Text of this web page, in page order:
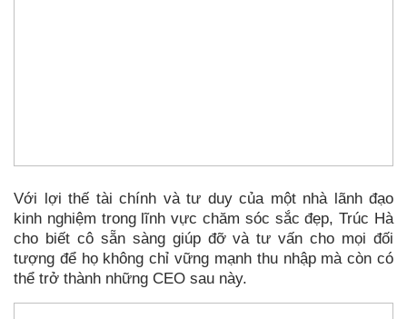
Với lợi thế tài chính và tư duy của một nhà lãnh đạo
kinh nghiệm trong lĩnh vực chăm sóc sắc đẹp, Trúc Hà
cho biết cô sẵn sàng giúp đỡ và tư vấn cho mọi đối
tượng để họ không chỉ vững mạnh thu nhập mà còn có
thể trở thành những CEO sau này.